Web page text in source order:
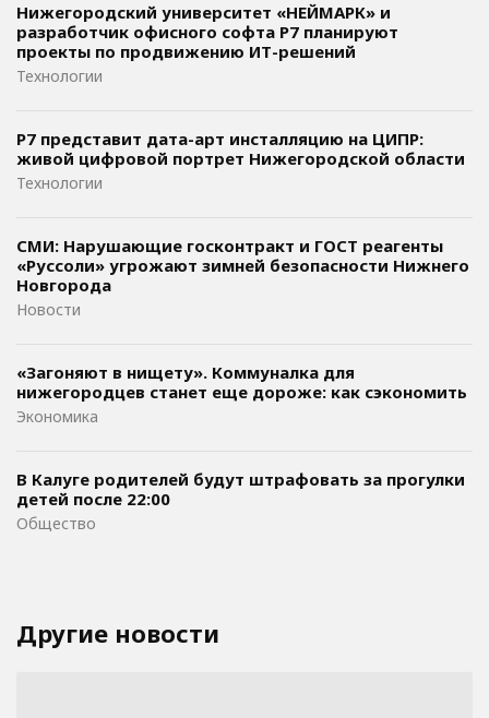
Нижегородский университет «НЕЙМАРК» и
разработчик офисного софта P7 планируют
проекты по продвижению ИТ-решений
Технологии
Р7 представит дата-арт инсталляцию на ЦИПР:
живой цифровой портрет Нижегородской области
Технологии
СМИ: Нарушающие госконтракт и ГОСТ реагенты
«Руссоли» угрожают зимней безопасности Нижнего
Новгорода
Новости
«Загоняют в нищету». Коммуналка для
нижегородцев станет еще дороже: как сэкономить
Экономика
В Калуге родителей будут штрафовать за прогулки
детей после 22:00
Общество
Другие новости